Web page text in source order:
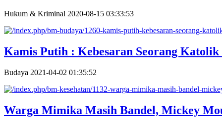
Hukum & Kriminal 2020-08-15 03:33:53
Kamis Putih : Kebesaran Seorang
Budaya 2021-04-02 01:35:52
Warga Mimika Masih Bandel, Mickey